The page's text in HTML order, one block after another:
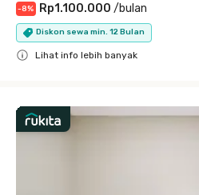
-8% Rp1.100.000 /bulan
Diskon sewa min. 12 Bulan
Lihat info lebih banyak